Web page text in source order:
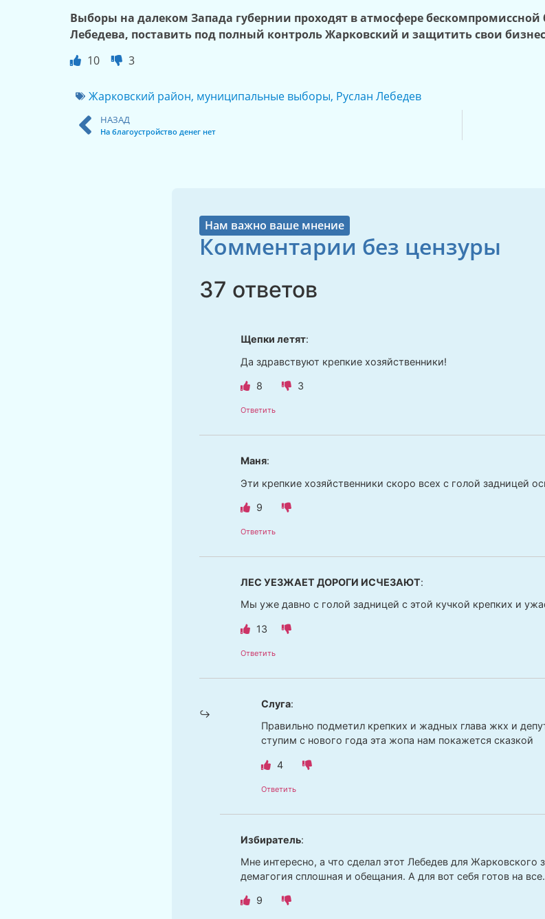
Выборы на далеком Запада губернии проходят в атмосфере
Лебедева, поставить под полный контроль Жарковский и защитить свои
10
3
Жарковский район, муниципальные выборы, Руслан Лебедев
НАЗАД
На благоустройство денег нет
Нам важно ваше мнение
Комментарии без цензуры
37 ответов
Щепки летят:
Да здравствуют крепкие хозяйственники!
8 3
Ответить
Маня:
Эти крепкие хозяйственники скоро всех с голой задницей
9
Ответить
ЛЕС УЕЗЖАЕТ ДОРОГИ ИСЧЕЗАЮТ:
Мы уже давно с голой задницей с этой кучкой крепких и
13
Ответить
Слуга:
Правильно подметил крепких и жадных глава жкх и
ступим с нового года эта жопа нам покажется сказкой
4
Ответить
Избиратель:
Мне интересно, а что сделал этот Лебедев для Жарковского
демагогия сплошная и обещания. А для вот себя готов на все.
9